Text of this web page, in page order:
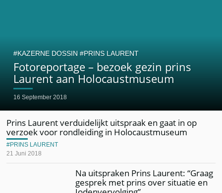
Fotoreportage – bezoek gezin prins
Laurent aan Holocaustmuseum
16 September 2018
KAZERNE DOSSIN PRINS LAURENT
Prins Laurent verduidelijkt uitspraak en gaat in op
verzoek voor rondleiding in Holocaustmuseum
21 Juni 2018
PRINS LAURENT
Na uitspraken Prins Laurent: “Graag
gesprek met prins over situatie en